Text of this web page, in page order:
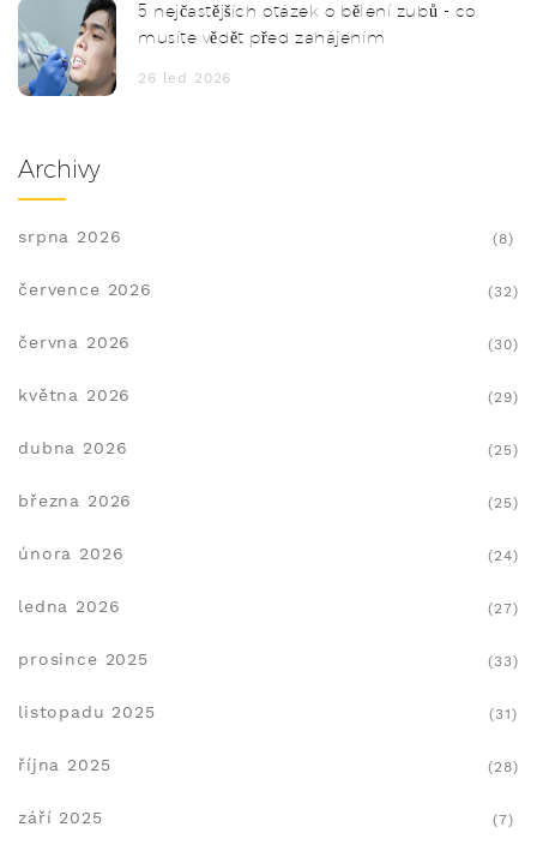
5 nejčastějších otázek o bělení zubů - co
musíte vědět před zahájením
26 led 2026
Archivy
srpna 2026 (8)
července 2026 (32)
června 2026 (30)
května 2026 (29)
dubna 2026 (25)
března 2026 (25)
února 2026 (24)
ledna 2026 (27)
prosince 2025 (33)
listopadu 2025 (31)
října 2025 (28)
září 2025 (7)